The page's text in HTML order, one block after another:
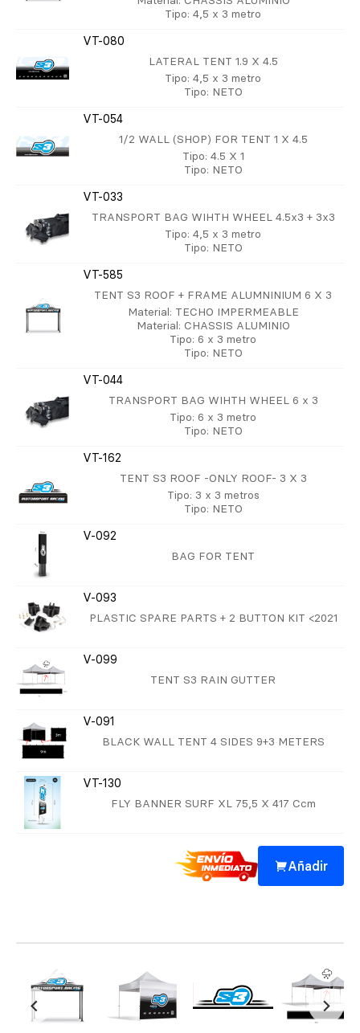
Tipo: 4,5 x 3 metro
VT-080
LATERAL TENT 1.9 X 4.5
Tipo: 4,5 x 3 metro
Tipo: NETO
VT-054
1/2 WALL (SHOP) FOR TENT 1 X 4.5
Tipo: 4.5 X 1
Tipo: NETO
VT-033
TRANSPORT BAG WIHTH WHEEL 4.5x3 + 3x3
Tipo: 4,5 x 3 metro
Tipo: NETO
VT-585
TENT S3 ROOF + FRAME ALUMNINIUM 6 X 3
Material: TECHO IMPERMEABLE
Material: CHASSIS ALUMINIO
Tipo: 6 x 3 metro
Tipo: NETO
VT-044
TRANSPORT BAG WIHTH WHEEL 6 x 3
Tipo: 6 x 3 metro
Tipo: NETO
VT-162
TENT S3 ROOF -ONLY ROOF- 3 X 3
Tipo: 3 x 3 metros
Tipo: NETO
V-092
BAG FOR TENT
V-093
PLASTIC SPARE PARTS + 2 BUTTON KIT <2021
V-099
TENT S3 RAIN GUTTER
V-091
BLACK WALL TENT 4 SIDES 9+3 METERS
VT-130
FLY BANNER SURF XL 75,5 X 417 Ccm
Añadir